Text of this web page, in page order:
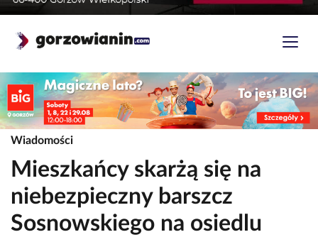
Wiadomości
Mieszkańcy skarżą się na
niebezpieczny barszcz
Sosnowskiego na osiedlu